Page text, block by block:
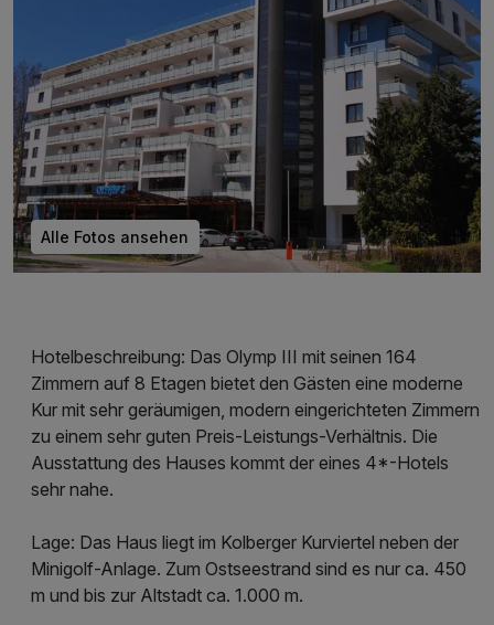
Alle Fotos ansehen
Hotelbeschreibung: Das Olymp III mit seinen 164
Zimmern auf 8 Etagen bietet den Gästen eine moderne
Kur mit sehr geräumigen, modern eingerichteten Zimmern
zu einem sehr guten Preis-Leistungs-Verhältnis. Die
Ausstattung des Hauses kommt der eines 4*-Hotels
sehr nahe.
Lage: Das Haus liegt im Kolberger Kurviertel neben der
Minigolf-Anlage. Zum Ostseestrand sind es nur ca. 450
m und bis zur Altstadt ca. 1.000 m.